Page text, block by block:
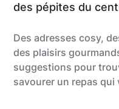
des pépites du
Des adresses cosy,
des plaisirs
suggestions pour
savourer un repas qui